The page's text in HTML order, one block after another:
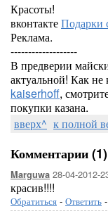
Красоты!
вконтактеПодарки
Реклама.
-------------------
В предверии
актуальной! Как
kaiserhoff,
покупки казана.
вверх^ к полной
Комментарии
Marguwa 28-04-2012-
красив!!!!
Обратиться - Ответить -